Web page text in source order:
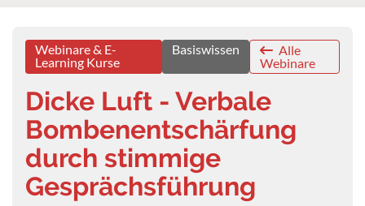
Webinare & E-
Learning Kurse
Basiswissen
Alle
Webinare
Dicke Luft - Verbale
Bombenentschärfung
durch stimmige
Gesprächsführung